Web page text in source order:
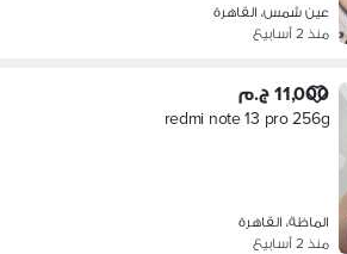
عين شمس، القاهرة
منذ 2 أسابيع
11,000 ج.م
redmi note 13 pro 256g
الماظة، القاهرة
منذ 2 أسابيع